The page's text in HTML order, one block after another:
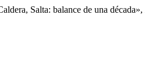
Salta: balance de una década»,